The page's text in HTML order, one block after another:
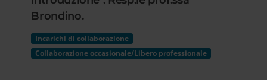
Brondino.
Incarichi di collaborazione
Collaborazione occasionale/Libero professionale